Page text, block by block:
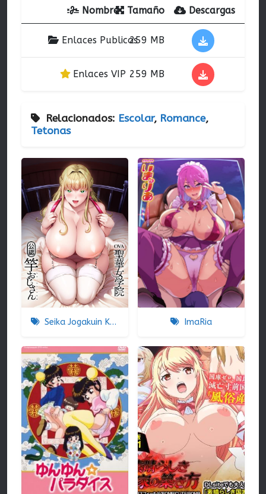
Nombre Tamaño Descargas
Enlaces Publicos259 MB
Enlaces VIP 259 MB
Relacionados: Escolar, Romance,
Tetonas
Seika Jogakuin Koutoubu Kounin Sao Oji-san ImaRia